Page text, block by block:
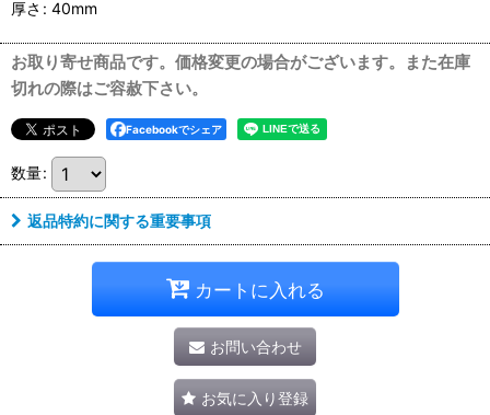
厚さ : 40mm
お取り寄せ商品です。価格変更の場合がございます。また在庫
切れの際はご容赦下さい。
Facebookでシェア
数量:
返品特約に関する重要事項
カートに入れる
お問い合わせ
お気に入り登録